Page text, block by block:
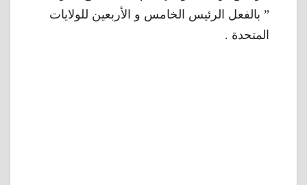
” بالفعل الرئيس الخامس و الأربعين للولايات
المتحدة .